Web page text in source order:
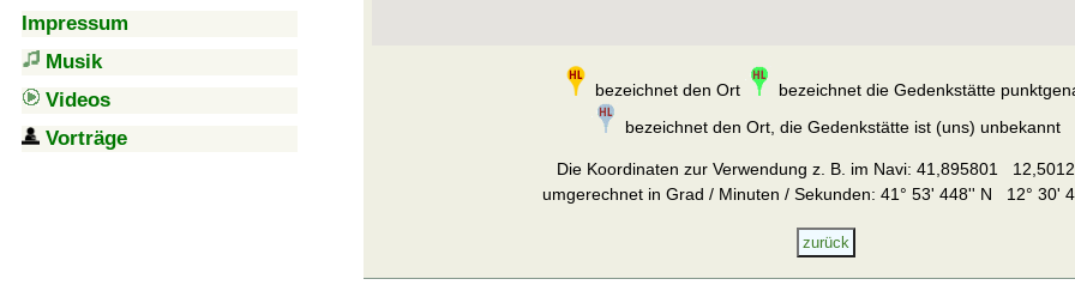
Impressum
Musik
Videos
Vorträge
bezeichnet den Ort
bezeichnet die Gedenkstätte
bezeichnet den Ort, die Gedenkstätte ist (uns) unbekannt
Die Koordinaten zur Verwendung z. B. im Navi: 41,895801
umgerechnet in Grad / Minuten / Sekunden: 41° 53' 448'' N 12° 30'